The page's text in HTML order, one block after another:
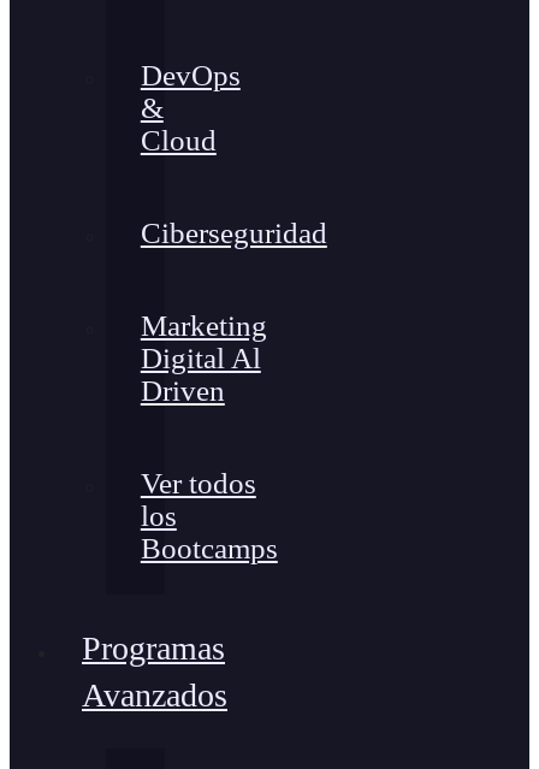
DevOps
&
Cloud
Ciberseguridad
Marketing
Digital Al
Driven
Ver todos
los
Bootcamps
Programas
Avanzados